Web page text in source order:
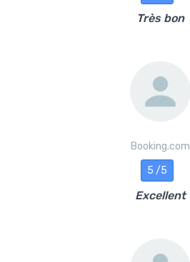
Très bon
Booking.com
5 /5
Excellent